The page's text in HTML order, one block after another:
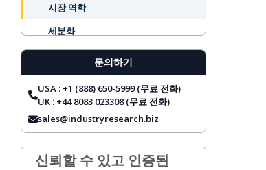
시장 역학
세분화
지역 전망
주요 기업
보고서 범위
자주 묻는 질문
문의하기
USA : +1 (888) 650-5999 (무료 전화)
UK : +44 8083 023308 (무료 전화)
sales@industryresearch.biz
신뢰할 수 있고 인증된